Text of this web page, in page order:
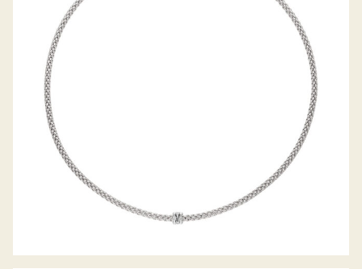
COLLIER PRIMA KOLLEKTION